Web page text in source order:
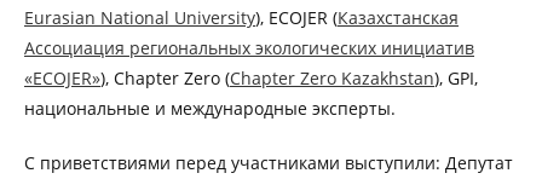
Eurasian National University), ECOJER (Казахстанская
Ассоциация региональных экологических инициатив
«ECOJER»), Chapter Zero (Chapter Zero Kazakhstan), GPI,
национальные и международные эксперты.
С приветствиями перед участниками выступили: Депутат